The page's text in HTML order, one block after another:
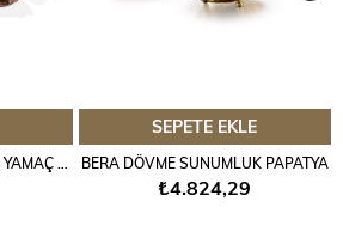
SEPETE EKLE
BERA DÖVME SUNUMLUK PAPATYA
₺4.824,29